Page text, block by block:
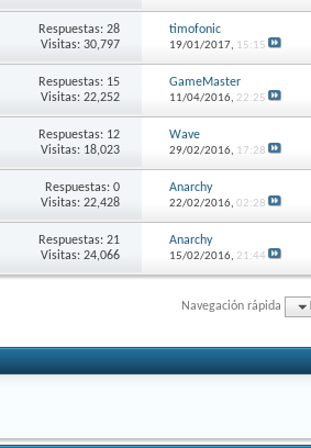
Respuestas: 28
Visitas: 30,797
timofonic
19/01/2017, 15:15
Respuestas: 15
Visitas: 22,252
GameMaster
11/04/2016, 22:25
Respuestas: 12
Visitas: 18,023
Wave
29/02/2016, 17:28
Respuestas: 0
Visitas: 22,428
Anarchy
22/02/2016, 02:28
Respuestas: 21
Visitas: 24,066
Anarchy
15/02/2016, 21:44
Navegación rápida